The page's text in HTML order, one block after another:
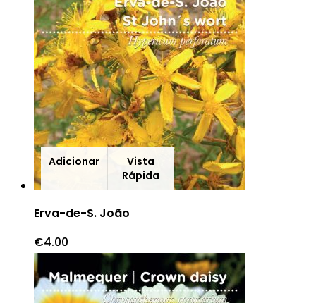
Adicionar
Vista
Rápida
Erva-de-S. João
€4.00